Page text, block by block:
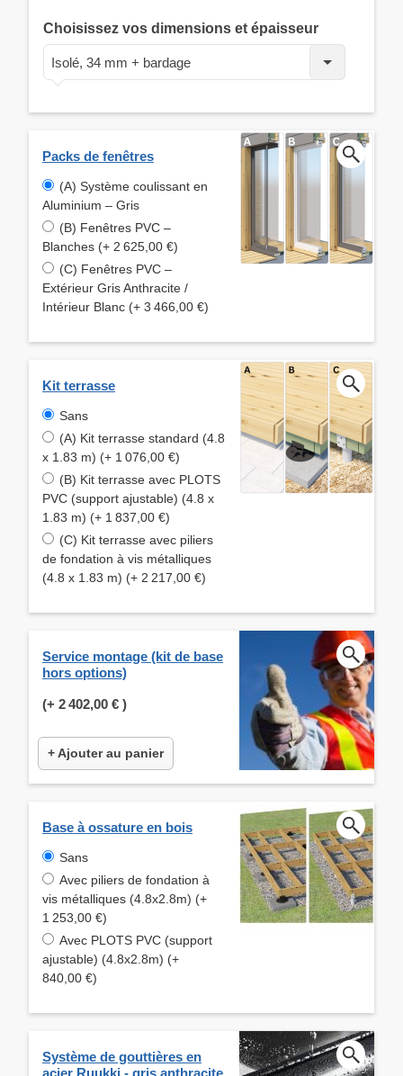
Choisissez vos dimensions et épaisseur
Isolé, 34 mm + bardage
Packs de fenêtres
(A) Système coulissant en
Aluminium – Gris
(B) Fenêtres PVC –
Blanches (+ 2 625,00 €)
(C) Fenêtres PVC –
Extérieur Gris Anthracite /
Intérieur Blanc (+ 3 466,00 €)
Kit terrasse
Sans
(A) Kit terrasse standard (4.8
x 1.83 m) (+ 1 076,00 €)
(B) Kit terrasse avec PLOTS
PVC (support ajustable) (4.8 x
1.83 m) (+ 1 837,00 €)
(C) Kit terrasse avec piliers
de fondation à vis métalliques
(4.8 x 1.83 m) (+ 2 217,00 €)
Service montage (kit de base
hors options)
(+ 2 402,00 € )
+ Ajouter au panier
Base à ossature en bois
Sans
Avec piliers de fondation à
vis métalliques (4.8x2.8m) (+
1 253,00 €)
Avec PLOTS PVC (support
ajustable) (4.8x2.8m) (+
840,00 €)
Système de gouttières en
acier Ruukki - gris anthracite